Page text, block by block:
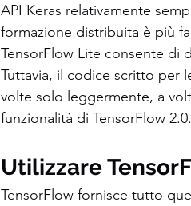
API Keras relativamente
formazione distribuita è più
TensorFlow Lite consente di
Tuttavia, il codice scritto per
volte solo leggermente, a
funzionalità di TensorFlow 2.0.
Utilizzare
TensorFlow fornisce tutto